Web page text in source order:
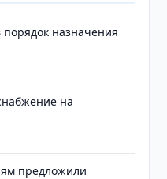
назначения
на
предложили